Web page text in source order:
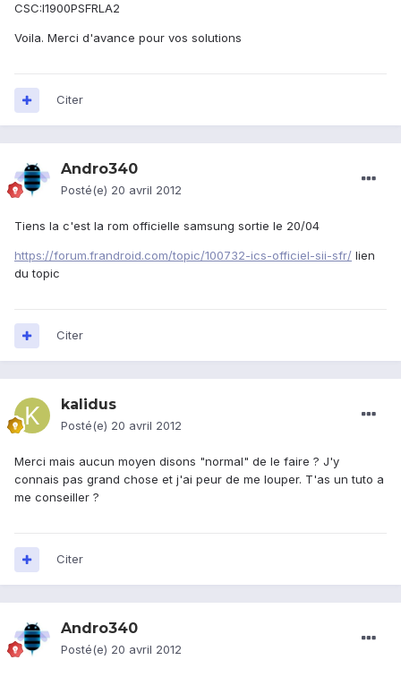
CSC:I1900PSFRLA2
Voila. Merci d'avance pour vos solutions
Citer
Andro340
Posté(e) 20 avril 2012
Tiens la c'est la rom officielle samsung sortie le 20/04
https://forum.frandroid.com/topic/100732-ics-officiel-sii-sfr/ lien
du topic
Citer
kalidus
Posté(e) 20 avril 2012
Merci mais aucun moyen disons "normal" de le faire ? J'y
connais pas grand chose et j'ai peur de me louper. T'as un tuto a
me conseiller ?
Citer
Andro340
Posté(e) 20 avril 2012